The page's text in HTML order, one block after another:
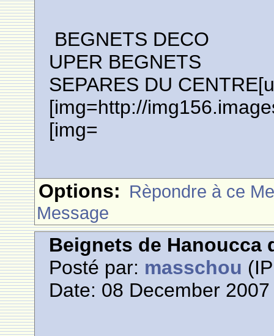
BEGNETS DECO
UPER BEGNETS
SEPARES DU
[img=http://
[img=
Options: Rèpondre à ce
Message
Beignets de Hanoucca
Posté par: masschou
Date: 08 December